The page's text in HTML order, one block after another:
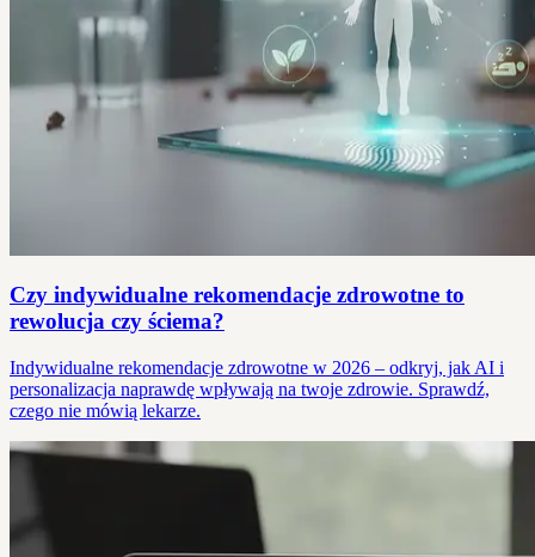
Czy indywidualne rekomendacje zdrowotne to
rewolucja czy ściema?
Indywidualne rekomendacje zdrowotne w 2026 – odkryj, jak AI i
personalizacja naprawdę wpływają na twoje zdrowie. Sprawdź,
czego nie mówią lekarze.